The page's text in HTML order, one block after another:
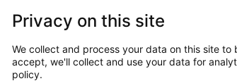
Privacy on this site
We collect and process your data on this site
accept, we'll collect and use your data for
policy.